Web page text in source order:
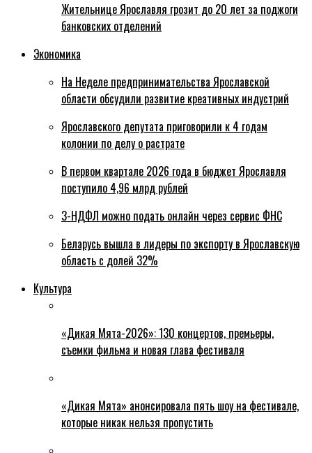
Жительнице Ярославля грозит до 20 лет за поджоги
банковских отделений
Экономика
На Неделе предпринимательства Ярославской
области обсудили развитие креативных индустрий
Ярославского депутата приговорили к 4 годам
колонии по делу о растрате
В первом квартале 2026 года в бюджет Ярославля
поступило 4,96 млрд рублей
3-НДФЛ можно подать онлайн через сервис ФНС
Беларусь вышла в лидеры по экспорту в Ярославскую
область с долей 32%
Культура
«Дикая Мята-2026»: 130 концертов, премьеры,
съемки фильма и новая глава фестиваля
«Дикая Мята» анонсировала пять шоу на фестивале,
которые никак нельзя пропустить